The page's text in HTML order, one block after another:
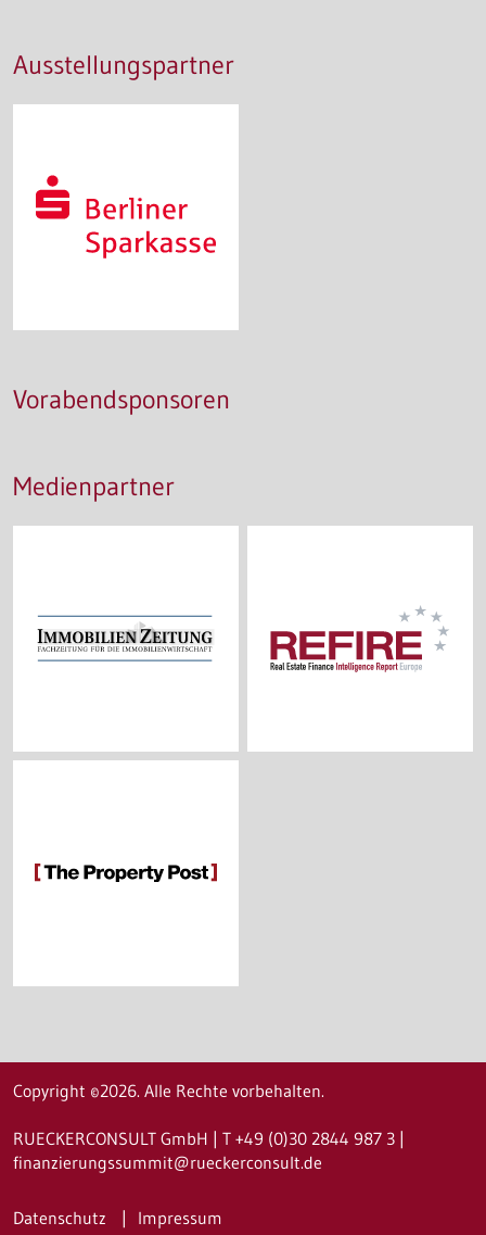
Ausstellungspartner
Vorabendsponsoren
Medienpartner
Copyright ©2026. Alle Rechte vorbehalten.
RUECKERCONSULT GmbH | T +49 (0)30 2844 987 3 |
finanzierungssummit@rueckerconsult.de
Datenschutz Impressum